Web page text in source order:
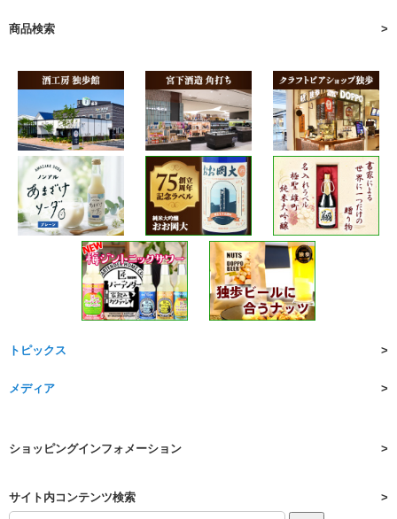
商品検索
トピックス
メディア
ショッピングインフォメーション
サイト内コンテンツ検索